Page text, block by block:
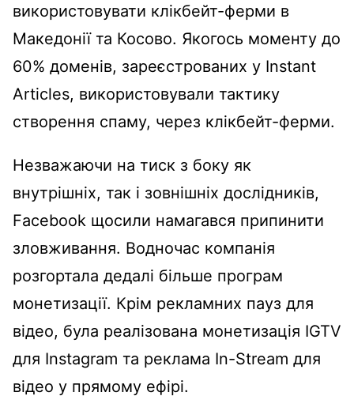
використовувати клікбейт-ферми в
Македонії та Косово. Якогось моменту до
60% доменів, зареєстрованих у Instant
Articles, використовували тактику
створення спаму, через клікбейт-ферми.
Незважаючи на тиск з боку як
внутрішніх, так і зовнішніх дослідників,
Facebook щосили намагався припинити
зловживання. Водночас компанія
розгортала дедалі більше програм
монетизації. Крім рекламних пауз для
відео, була реалізована монетизація IGTV
для Instagram та реклама In-Stream для
відео у прямому ефірі.